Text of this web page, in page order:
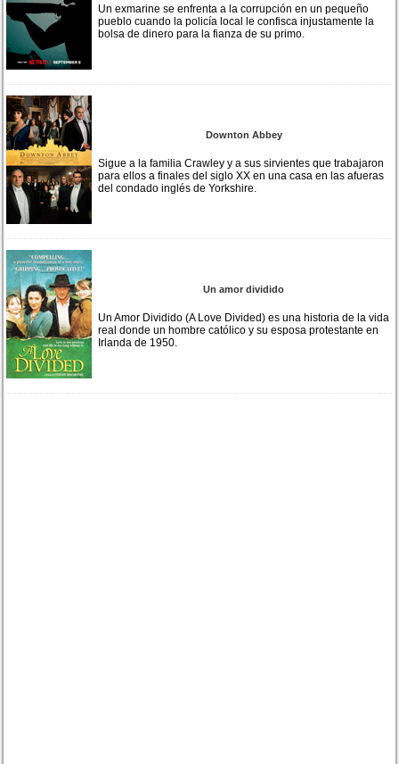
Un exmarine se enfrenta a la corrupción en un pequeño
pueblo cuando la policía local le confisca injustamente la
bolsa de dinero para la fianza de su primo.
Downton Abbey
Sigue a la familia Crawley y a sus sirvientes que trabajaron
para ellos a finales del siglo XX en una casa en las afueras
del condado inglés de Yorkshire.
Un amor dividido
Un Amor Dividido (A Love Divided) es una historia de la vida
real donde un hombre católico y su esposa protestante en
Irlanda de 1950.